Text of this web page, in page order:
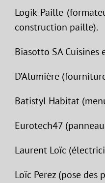
Logik Paille
construction paille).
Biasotto SA Cuisines
D’Alumière
Batistyl Habitat
Eurotech47
Laurent Loïc
Loïc Perez (pose des